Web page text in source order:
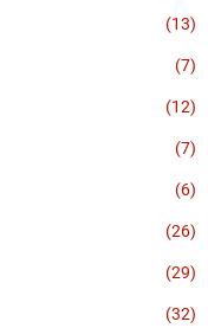
(13)
(7)
(12)
(7)
(6)
(26)
(29)
(32)